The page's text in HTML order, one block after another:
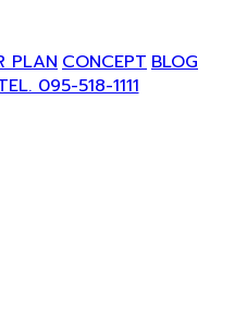
PLANCONCEPTBLOG
095-518-1111